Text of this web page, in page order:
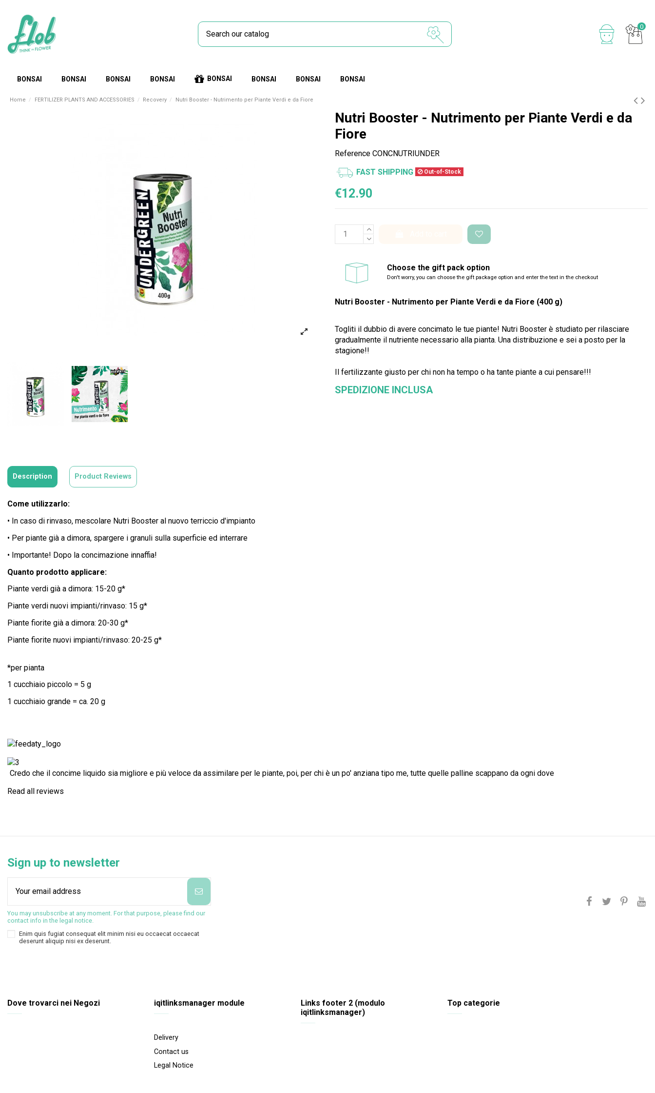
0
BONSAI BONSAI BONSAI BONSAI BONSAI BONSAI BONSAI BONSAI
Home FERTILIZER PLANTS AND ACCESSORIES Recovery Nutri Booster - Nutrimento per Piante Verdi e da Fiore
Nutri Booster - Nutrimento per Piante Verdi e da
Fiore
Reference CONCNUTRIUNDER
FAST SHIPPING Out-of-Stock
€12.90
Choose the gift pack option
Don't worry, you can choose the gift package option and enter the text in the checkout
Nutri Booster - Nutrimento per Piante Verdi e da Fiore (400 g)
Togliti il dubbio di avere concimato le tue piante! Nutri Booster è studiato per rilasciare
gradualmente il nutriente necessario alla pianta. Una distribuzione e sei a posto per la
stagione!!
Il fertilizzante giusto per chi non ha tempo o ha tante piante a cui pensare!!!
SPEDIZIONE INCLUSA
Description Product Reviews
Come utilizzarlo:
• In caso di rinvaso, mescolare Nutri Booster al nuovo terriccio d'impianto
• Per piante già a dimora, spargere i granuli sulla superficie ed interrare
• Importante! Dopo la concimazione innaffia!
Quanto prodotto applicare:
Piante verdi già a dimora: 15-20 g*
Piante verdi nuovi impianti/rinvaso: 15 g*
Piante fiorite già a dimora: 20-30 g*
Piante fiorite nuovi impianti/rinvaso: 20-25 g*
*per pianta
1 cucchiaio piccolo = 5 g
1 cucchiaio grande = ca. 20 g
Credo che il concime liquido sia migliore e più veloce da assimilare per le piante, poi, per chi è un po' anziana tipo me, tutte quelle palline scappano da ogni dove
Read all reviews
Sign up to newsletter
You may unsubscribe at any moment. For that purpose, please find our
contact info in the legal notice.
Enim quis fugiat consequat elit minim nisi eu occaecat occaecat
deserunt aliquip nisi ex deserunt.
Dove trovarci nei Negozi iqitlinksmanager module
Delivery
Contact us
Legal Notice
Links footer 2 (modulo
iqitlinksmanager)
Top categorie